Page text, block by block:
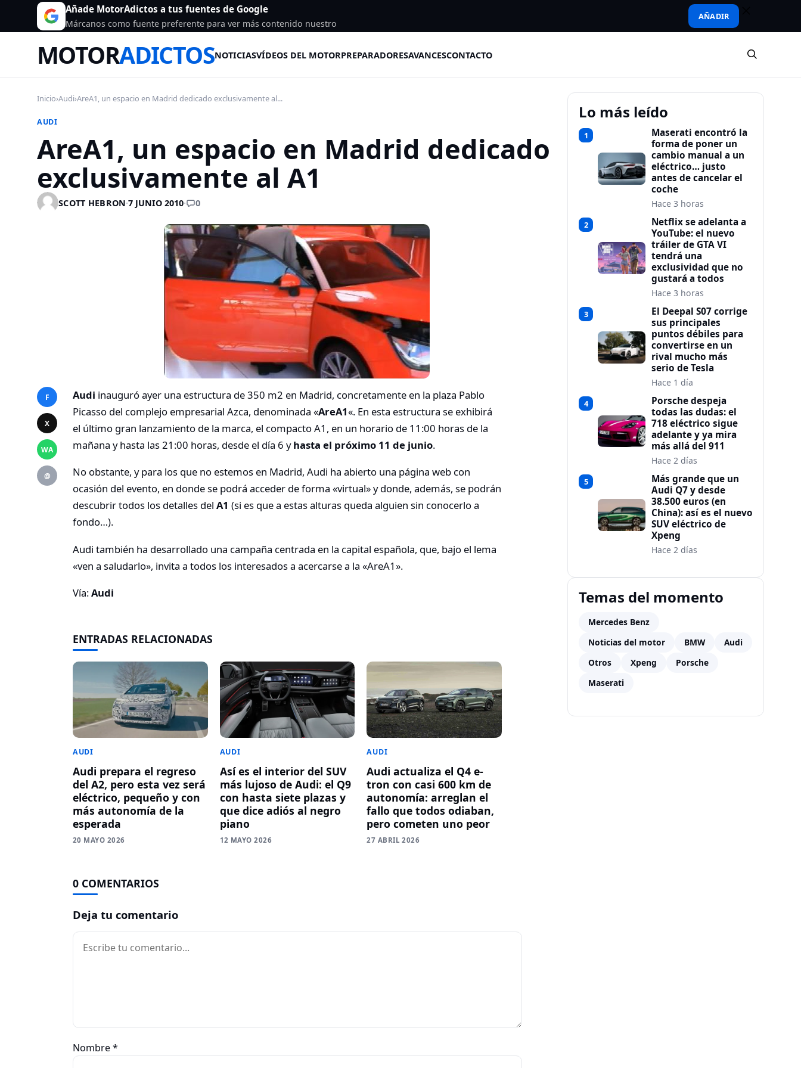
Añade MotorAdictos a tus fuentes de Google
Márcanos como fuente preferente para ver más contenido nuestro
AÑADIR
MOTORADICTOSNOTICIASVÍDEOS DEL MOTORPREPARADORESAVANCESCONTACTO
Inicio›Audi›AreA1, un espacio en Madrid dedicado exclusivamente al...
AUDI
AreA1, un espacio en Madrid dedicado
exclusivamente al A1
SCOTT HEBRON·7 JUNIO 2010· 0
F
X
WA
@
Audi inauguró ayer una estructura de 350 m2 en Madrid, concretamente en la plaza Pablo
Picasso del complejo empresarial Azca, denominada «AreA1«. En esta estructura se exhibirá
el último gran lanzamiento de la marca, el compacto A1, en un horario de 11:00 horas de la
mañana y hasta las 21:00 horas, desde el día 6 yhasta el próximo 11 de junio.
No obstante, y para los que no estemos en Madrid, Audi ha abierto una página web con
ocasión del evento, en donde se podrá acceder de forma «virtual» y donde, además, se podrán
descubrir todos los detalles del A1 (si es que a estas alturas queda alguien sin conocerlo a
fondo…).
Audi también ha desarrollado una campaña centrada en la capital española, que, bajo el lema
«ven a saludarlo», invita a todos los interesados a acercarse a la «AreA1».
Vía:Audi
ENTRADAS RELACIONADAS
AUDI
Audi prepara el regreso
del A2, pero esta vez será
eléctrico, pequeño y con
más autonomía de la
esperada
20 MAYO 2026
AUDI
Así es el interior del SUV
más lujoso de Audi: el Q9
con hasta siete plazas y
que dice adiós al negro
piano
12 MAYO 2026
AUDI
Audi actualiza el Q4 e-
tron con casi 600 km de
autonomía: arreglan el
fallo que todos odiaban,
pero cometen uno peor
27 ABRIL 2026
0 COMENTARIOS
Deja tu comentario
Comentario
Nombre*
Lo más leído
1
Maserati encontró la
forma de poner un
cambio manual a un
eléctrico… justo
antes de cancelar el
coche
Hace 3 horas
2
Netflix se adelanta a
YouTube: el nuevo
tráiler de GTA VI
tendrá una
exclusividad que no
gustará a todos
Hace 3 horas
3
El Deepal S07 corrige
sus principales
puntos débiles para
convertirse en un
rival mucho más
serio de Tesla
Hace 1 día
4
Porsche despeja
todas las dudas: el
718 eléctrico sigue
adelante y ya mira
más allá del 911
Hace 2 días
5
Más grande que un
Audi Q7 y desde
38.500 euros (en
China): así es el nuevo
SUV eléctrico de
Xpeng
Hace 2 días
Temas del momento
Mercedes Benz
Noticias del motor
BMW
Audi
Otros
Xpeng
Porsche
Maserati